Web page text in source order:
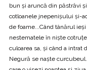
bun și aruncă din păstrăvi
cotloanele jnepenișului și-
de foame...Când tânărul
nestematele în niște
culoarea sa, și când a intrat
Negură se naște